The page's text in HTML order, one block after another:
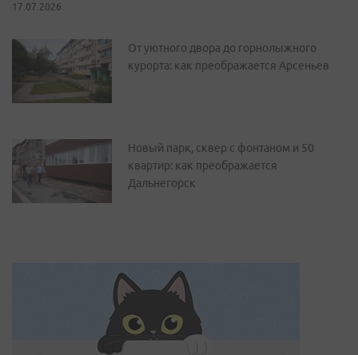
17.07.2026
От уютного двора до горнолыжного
курорта: как преображается Арсеньев
Новый парк, сквер с фонтаном и 50
квартир: как преображается
Дальнегорск